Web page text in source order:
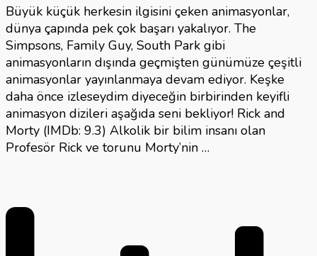
Büyük küçük herkesin ilgisini çeken animasyonlar,
dünya çapında pek çok başarı yakalıyor. The
Simpsons, Family Guy, South Park gibi
animasyonların dışında geçmişten günümüze çeşitli
animasyonlar yayınlanmaya devam ediyor. Keşke
daha önce izleseydim diyeceğin birbirinden keyifli
animasyon dizileri aşağıda seni bekliyor! Rick and
Morty (IMDb: 9.3) Alkolik bir bilim insanı olan
Profesör Rick ve torunu Morty’nin …